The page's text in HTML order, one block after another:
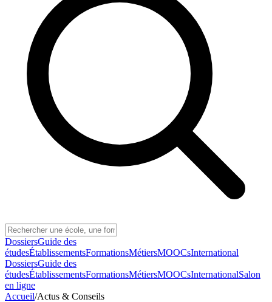
DossiersGuide des
étudesÉtablissementsFormationsMétiersMOOCsInternational
DossiersGuide des
étudesÉtablissementsFormationsMétiersMOOCsInternationalSalon
en ligne
Accueil/Actus & Conseils